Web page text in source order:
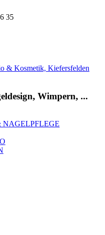
35
Wimpern, ...